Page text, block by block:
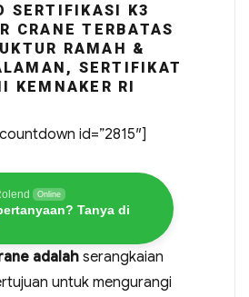
SERTIFIKASI K3
CRANE TERBATAS
RAMAH &
SERTIFIKAT
KEMNAKER RI
id=”2815″]
Online
Tanya di
adalahserangkaian
untuk mengurangi